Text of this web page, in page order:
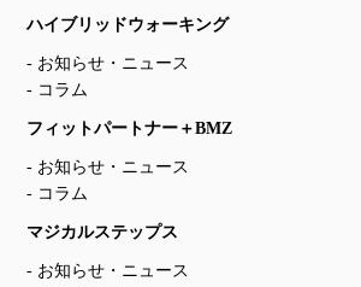
ハイブリッドウォーキング
お知らせ・ニュース
コラム
フィットパートナー＋BMZ
お知らせ・ニュース
コラム
マジカルステップス
お知らせ・ニュース